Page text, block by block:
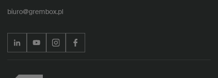
biuro@grembox.pl